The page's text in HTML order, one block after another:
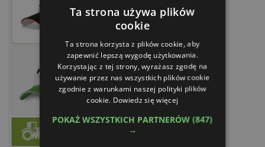
Ta strona używa plików
cookie
Ta strona korzysta z plików cookie, aby
zapewnić lepszą wygodę użytkowania.
Korzystając z tej strony, wyrażasz zgodę na
używanie przez nas wszystkich plików cookie
zgodnie z warunkami naszej polityki plików
cookie. Dowiedz się więcej
POKAŻ WSZYSTKICH PARTNERÓW(847)
→